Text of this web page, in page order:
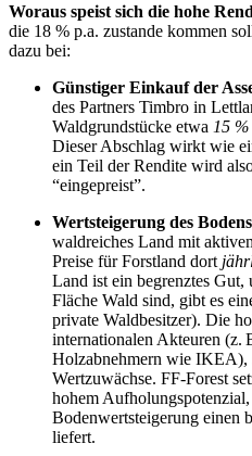
Woraus speist sich die hohe
die 18 % p.a. zustande kommen
dazu bei:
Günstiger Einkauf der
des Partners Timbro in
Waldgrundstücke etwa 15
Dieser Abschlag wirkt wie
ein Teil der Rendite wird
“eingepreist”.
Wertsteigerung des
waldreiches Land mit
Preise für Forstland dort
Land ist ein begrenztes
Fläche Wald sind, gibt es
private Waldbesitzer). Die
internationalen Akteuren (z.
Holzabnehmern wie
Wertzuwächse. FF-Forest
hohem
Bodenwertsteigerung einen
liefert.